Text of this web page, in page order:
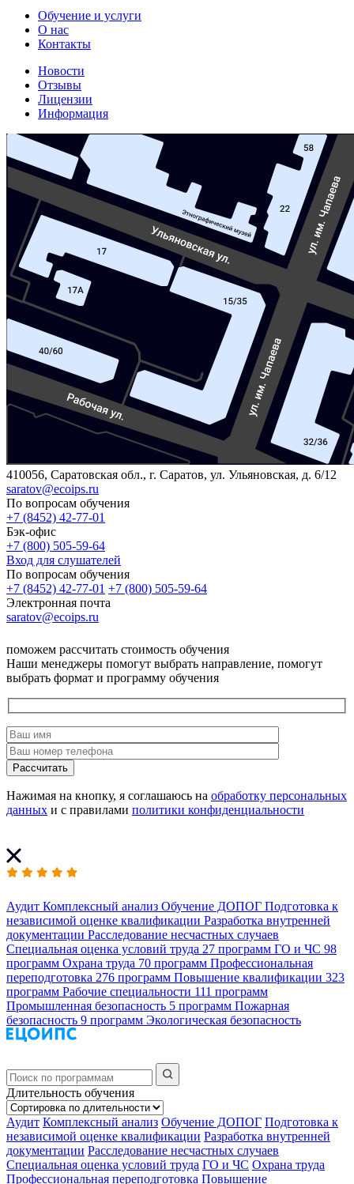
Обучение и услуги
О нас
Контакты
Новости
Отзывы
Лицензии
Информация
410056, Саратовская обл., г. Саратов, ул. Ульяновская, д. 6/12
saratov@ecoips.ru
По вопросам обучения
+7 (8452) 42-77-01
Бэк-офис
+7 (800) 505-59-64
Вход для слушателей
По вопросам обучения
+7 (8452) 42-77-01 +7 (800) 505-59-64
Электронная почта
saratov@ecoips.ru
поможем рассчитать стоимость обучения
Наши менеджеры помогут выбрать направление, помогут
выбрать формат и программу обучения
Рассчитать
Нажимая на кнопку, я соглашаюсь на обработку персональных
данных и с правилами политики конфиденциальности
Аудит Комплексный анализ Обучение ДОПОГ Подготовка к
независимой оценке квалификации Разработка внутренней
документации Расследование несчастных случаев
Специальная оценка условий труда 27 программ ГО и ЧС 98
программ Охрана труда 70 программ Профессиональная
переподготовка 276 программ Повышение квалификации 323
программ Рабочие специальности 111 программ
Промышленная безопасность 5 программ Пожарная
безопасность 9 программ Экологическая безопасность
Длительность обучения
Аудит Комплексный анализ Обучение ДОПОГ Подготовка к
независимой оценке квалификации Разработка внутренней
документации Расследование несчастных случаев
Специальная оценка условий труда ГО и ЧС Охрана труда
Профессиональная переподготовка Повышение